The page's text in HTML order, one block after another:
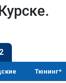
Тюнинг*